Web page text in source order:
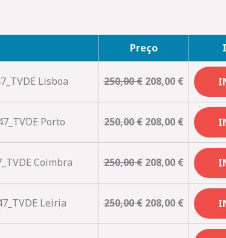
Preço
Lisboa 250,00€ 208,00 €
Porto 250,00€ 208,00 €
Coimbra 250,00€ 208,00 €
Leiria 250,00€ 208,00 €